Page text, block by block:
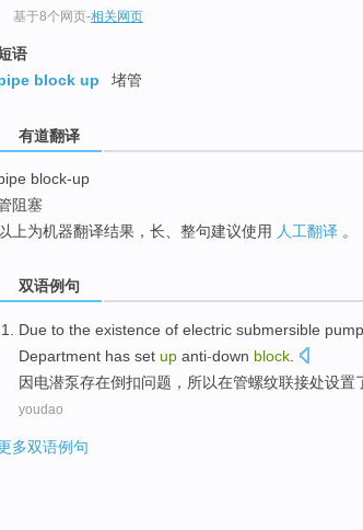
基于8个网页-相关网页
语
block up
堵管
有道翻译
block-up
阻塞
以上为机器翻译结果，长、整句建议使用 人工翻译 。
双语例句
Due to the existence of electric submersible
Department has set up anti-down block
因电潜泵存在倒扣问题， 所以在管螺纹联接处设置
youdao
多双语例句